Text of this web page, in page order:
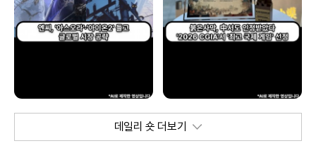
데일리 숏 더보기